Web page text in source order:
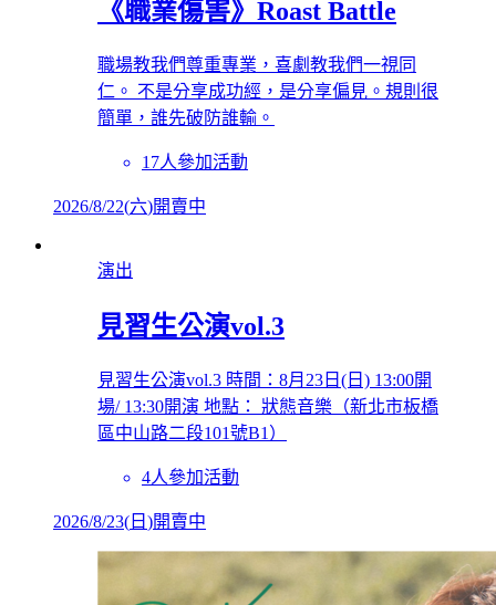
《職業傷害》Roast Battle
職場教我們尊重專業，喜劇教我們一視同
仁。 不是分享成功經，是分享偏見。規則很
簡單，誰先破防誰輸。
17人參加活動
2026/8/22(六)開賣中
演出
見習生公演vol.3
見習生公演vol.3 時間：8月23日(日) 13:00開
場/ 13:30開演 地點： 狀態音樂（新北市板橋
區中山路二段101號B1）
4人參加活動
2026/8/23( 日 )開賣中